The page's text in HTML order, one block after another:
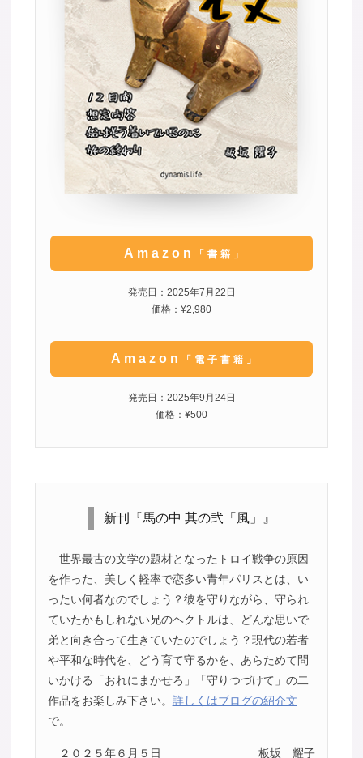
Amazon 「書籍」
発売日：2025年7月22日
価格：¥2,980
Amazon 「電子書籍」
発売日：2025年9月24日
価格：¥500
新刊『馬の中 其の弐「風」』
世界最古の文学の題材となったトロイ戦争の原因
を作った、美しく軽率で恋多い青年パリスとは、い
ったい何者なのでしょう？彼を守りながら、守られ
ていたかもしれない兄のヘクトルは、どんな思いで
弟と向き合って生きていたのでしょう？現代の若者
や平和な時代を、どう育て守るかを、あらためて問
いかける「おれにまかせろ」「守りつづけて」の二
作品をお楽しみ下さい。 詳しくはブログの紹介文
で。
２０２５年６月５日 板坂 耀子